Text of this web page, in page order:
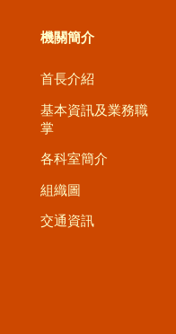
機關簡介
首長介紹
基本資訊及業務職
掌
各科室簡介
組織圖
交通資訊